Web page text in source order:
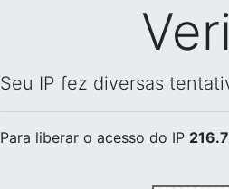
Seu IP fez diversas
Para liberar o acesso do IP